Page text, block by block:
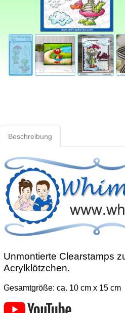
Beschreibung
Unmontierte Clearstamps
Acrylklötzchen.
Gesamtgröße: ca. 10 cm x 15 cm